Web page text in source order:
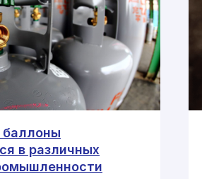
баллоны
в различных